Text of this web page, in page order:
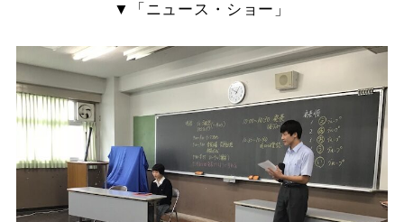
▼「ニュース・ショー」